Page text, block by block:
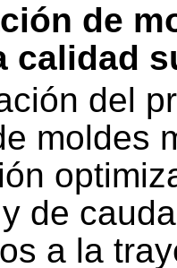
de
calidad
del
moldes
de
a la